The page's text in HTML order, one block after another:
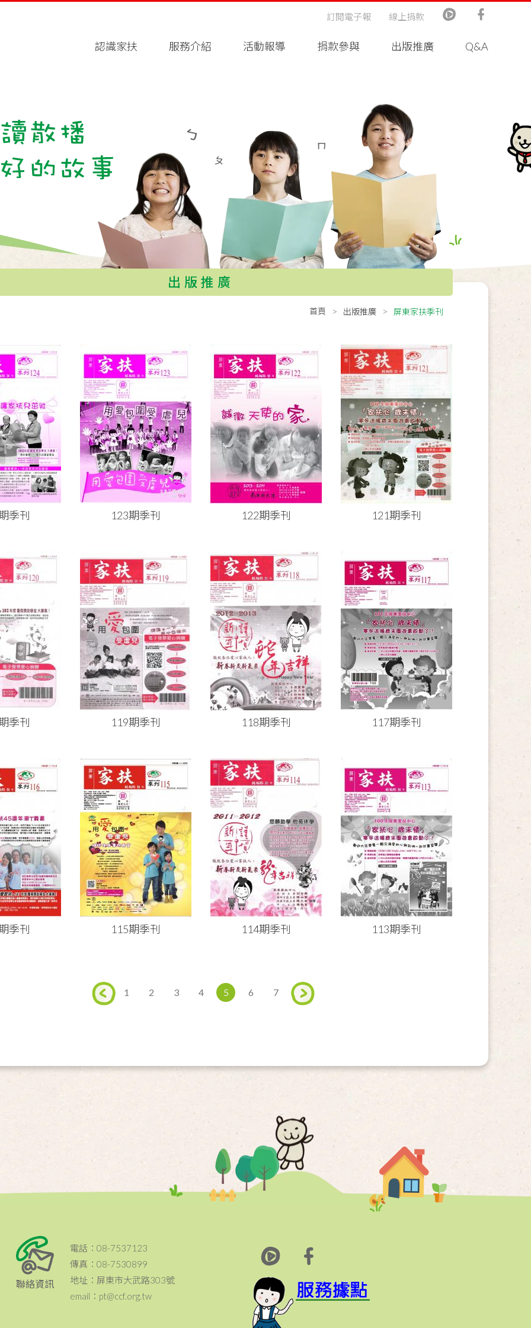
認識家扶 服務介紹 活動報導 捐款參與 出版推廣 Q&A
訂閱電子報 線上捐款
出版推廣
首頁 出版推廣 屏東家扶季刊
季刊 123期季刊 122期季刊 121期季刊
季刊 119期季刊 118期季刊 117期季刊
季刊 115期季刊 114期季刊 113期季刊
1 2 3 4 5 6 7
聯絡資訊
電話：08-7537123
傳真：08-7530899
地址：屏東市大武路303號
email：pt@ccf.org.tw